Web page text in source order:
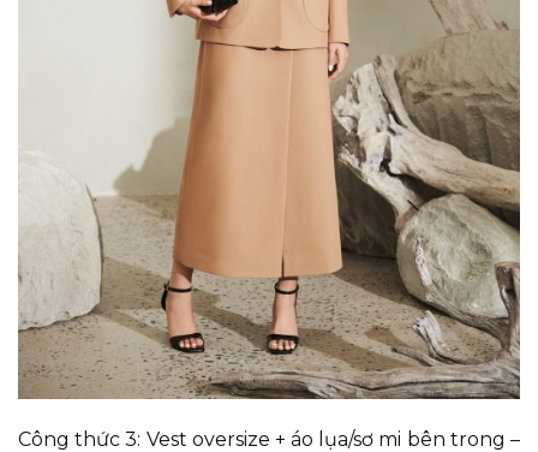
Công thức 3: Vest oversize + áo lụa/sơ mi bên trong –